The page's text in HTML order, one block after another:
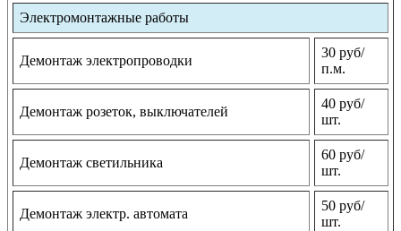
Электромонтажные работы
Демонтаж электропроводки
30 руб/
п.м.
Демонтаж розеток, выключателей
40 руб/
шт.
Демонтаж светильника
60 руб/
шт.
Демонтаж электр. автомата
50 руб/
шт.